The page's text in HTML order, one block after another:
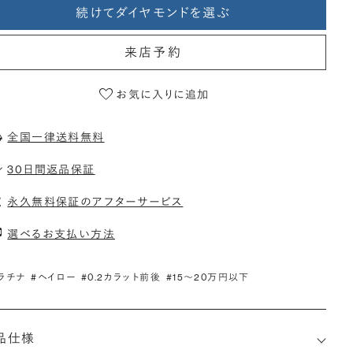
続けてダイヤモンドを選ぶ
来店予約
お気に入りに追加
全国一律送料無料
30日間返品保証
永久無料保証のアフターサービス
選べるお支払い方法
チナ #ヘイロー #0.2カラット前後 #15〜20万円以下
仕様